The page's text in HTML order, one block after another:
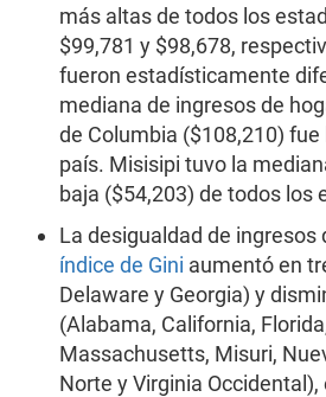
más altas de todos los
$99,781 y $98,678,
fueron estadísticamente
mediana de ingresos de
de Columbia ($108,210) fue
país. Misisipi tuvo la
baja ($54,203) de todos los
La desigualdad de ingresos
índice de Gini aumentó en
Delaware y Georgia) y
(Alabama, California,
Massachusetts, Misuri,
Norte y Virginia Occidental),